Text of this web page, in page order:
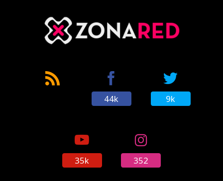
44k 9k
35k 352